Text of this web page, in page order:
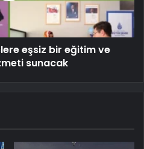
eşsiz bir eğitim ve
sunacak